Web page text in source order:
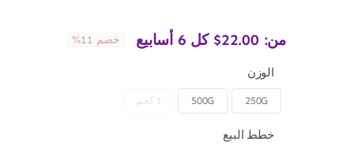
من: $22.00 كل 6 أسابيع خصم 11%
الوزن
250G
500G 1 كجم
خطط البيع